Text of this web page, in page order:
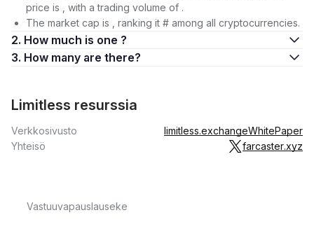
price is , with a trading volume of .
The market cap is , ranking it # among all cryptocurrencies.
2. How much is one ?
3. How many are there?
Limitless resurssia
Verkkosivusto limitless.exchangeWhitePaper
Yhteisö
farcaster.xyz
Vastuuvapauslauseke